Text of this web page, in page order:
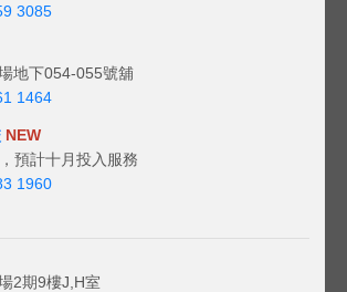
3085
地下054-055號舖
1464
NEW
預計十月投入服務
1960
2期9樓J,H室